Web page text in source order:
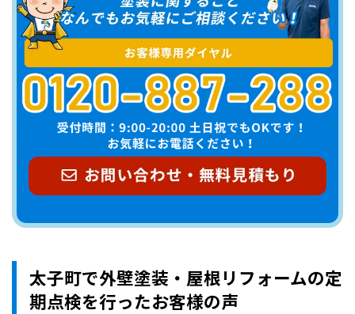
太子町で外壁塗装・屋根リフォームの定
期点検を行ったお客様の声